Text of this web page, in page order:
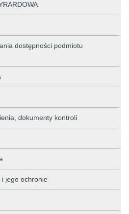
dostępności podmiotu
dokumenty kontroli
jego ochronie